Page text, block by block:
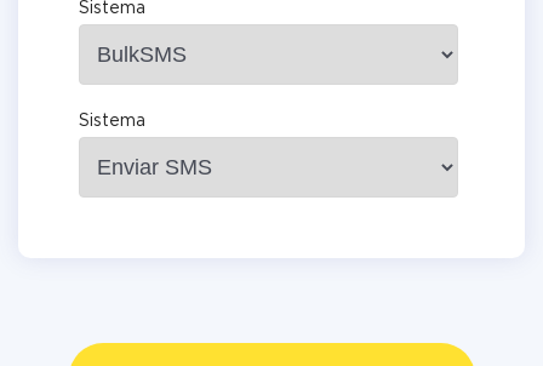
Sistema
Sistema